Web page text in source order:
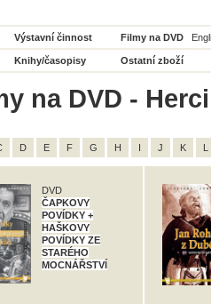
Výstavní činnost Filmy na DVD
Knihy/časopisy Ostatní zboží
na DVD -
D E F G H I J K L
DVD
ČAPKOVY
POVÍDKY +
HAŠKOVY
POVÍDKY ZE
STARÉHO
MOCNÁŘSTVÍ